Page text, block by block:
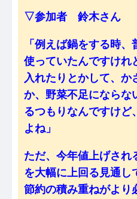
▽参加者 鈴木さん
「例えば鍋をする時
使っていたんですけれ
入れたりとかして、か
か、野菜不足にならな
るつもりなんですけど
よね」
ただ、今年値上げされ
を大幅に上回る見通し
節約の積み重ねがより